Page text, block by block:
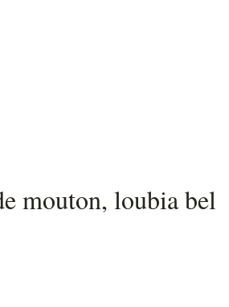
mouton, loubia bel